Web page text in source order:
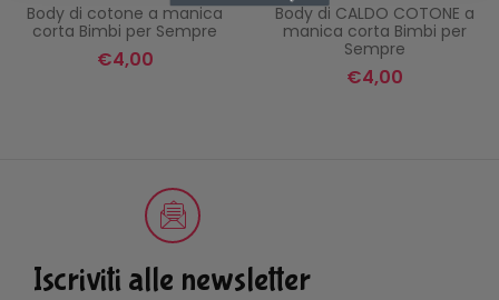
Body di cotone a manica
corta Bimbi per Sempre
€4,00
Body di CALDO COTONE a
manica corta Bimbi per
Sempre
€4,00
Iscriviti alle newsletter